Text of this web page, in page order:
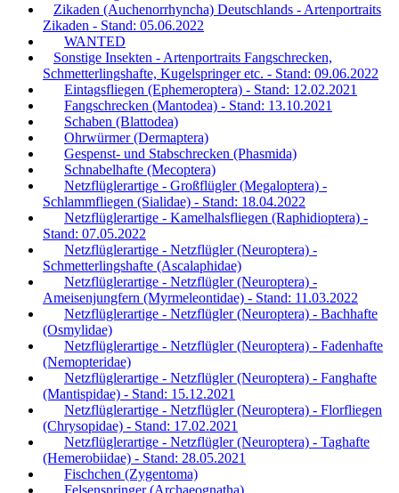
Zikaden (Auchenorrhyncha) Deutschlands - Artenportraits
Zikaden - Stand: 05.06.2022
WANTED
Sonstige Insekten - Artenportraits Fangschrecken,
Schmetterlingshafte, Kugelspringer etc. - Stand: 09.06.2022
Eintagsfliegen (Ephemeroptera) - Stand: 12.02.2021
Fangschrecken (Mantodea) - Stand: 13.10.2021
Schaben (Blattodea)
Ohrwürmer (Dermaptera)
Gespenst- und Stabschrecken (Phasmida)
Schnabelhafte (Mecoptera)
Netzflüglerartige - Großflügler (Megaloptera) -
Schlammfliegen (Sialidae) - Stand: 18.04.2022
Netzflüglerartige - Kamelhalsfliegen (Raphidioptera) -
Stand: 07.05.2022
Netzflüglerartige - Netzflügler (Neuroptera) -
Schmetterlingshafte (Ascalaphidae)
Netzflüglerartige - Netzflügler (Neuroptera) -
Ameisenjungfern (Myrmeleontidae) - Stand: 11.03.2022
Netzflüglerartige - Netzflügler (Neuroptera) - Bachhafte
(Osmylidae)
Netzflüglerartige - Netzflügler (Neuroptera) - Fadenhafte
(Nemopteridae)
Netzflüglerartige - Netzflügler (Neuroptera) - Fanghafte
(Mantispidae) - Stand: 15.12.2021
Netzflüglerartige - Netzflügler (Neuroptera) - Florfliegen
(Chrysopidae) - Stand: 17.02.2021
Netzflüglerartige - Netzflügler (Neuroptera) - Taghafte
(Hemerobiidae) - Stand: 28.05.2021
Fischchen (Zygentoma)
Felsenspringer (Archaeognatha)